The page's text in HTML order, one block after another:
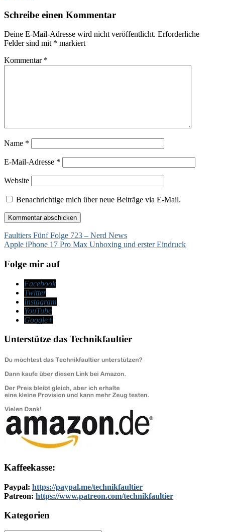
Schreibe einen Kommentar
Deine E-Mail-Adresse wird nicht veröffentlicht. Erforderliche
Felder sind mit * markiert
Kommentar *
Name *
E-Mail-Adresse *
Website
Benachrichtige mich über neue Beiträge via E-Mail.
Beitragsnavigation
Faultiers Fünf Folge 723 – Nerd News
Apple iPhone 17 Pro Max Unboxing und erster Eindruck
Folge mir auf
Facebook
Twitter
Instagram
YouTube
Google+
Unterstütze das Technikfaultier
Kaffeekasse:
Paypal: https://paypal.me/technikfaultier
Patreon: https://www.patreon.com/technikfaultier
Kategorien